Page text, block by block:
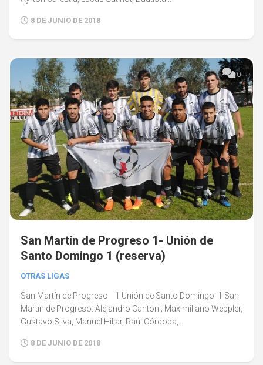
8 DE JUNIO DE 2018
0
San Martín de Progreso 1- Unión de
Santo Domingo 1 (reserva)
OTRAS LIGAS
San Martín de Progreso 1 Unión de Santo Domingo 1 San
Martín de Progreso: Alejandro Cantoni; Maximiliano Weppler,
Gustavo Silva, Manuel Hillar, Raúl Córdoba,...
8 DE JUNIO DE 2018